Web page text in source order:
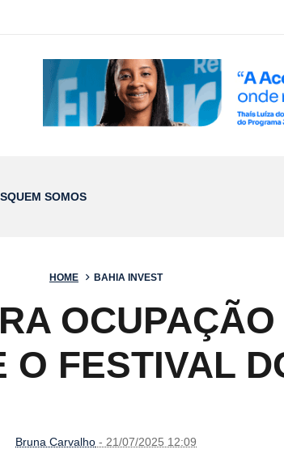
QUEM SOMOS
HOME BAHIA INVEST
O FESTIVAL
Bruna Carvalho - 21/07/2025 12:09